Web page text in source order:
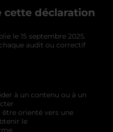
cette déclaration
le 15 septembre 2025.
audit ou correctif
à un contenu ou à un
être orienté vers une
le